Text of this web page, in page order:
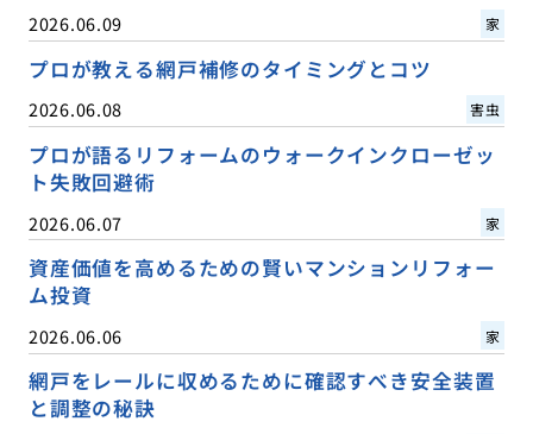
2026.06.09 家
プロが教える網戸補修のタイミングとコツ
2026.06.08 害虫
プロが語るリフォームのウォークインクローゼッ
ト失敗回避術
2026.06.07 家
資産価値を高めるための賢いマンションリフォー
ム投資
2026.06.06 家
網戸をレールに収めるために確認すべき安全装置
と調整の秘訣